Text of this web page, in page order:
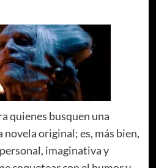
quienes busquen una
original; es, más bien,
imaginativa y